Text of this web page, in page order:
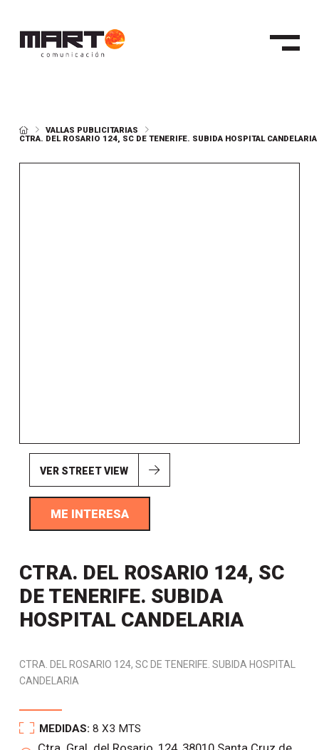
HOMEVALLAS PUBLICITARIAS
CTRA. DEL ROSARIO 124, SC DE TENERIFE. SUBIDA HOSPITAL CANDELARIA
VER STREET VIEW
ME INTERESA
CTRA. DEL ROSARIO 124, SC
DE TENERIFE. SUBIDA
HOSPITAL CANDELARIA
CTRA. DEL ROSARIO 124, SC DE TENERIFE. SUBIDA HOSPITAL
CANDELARIA
MEDIDAS: 8 X3 MTS